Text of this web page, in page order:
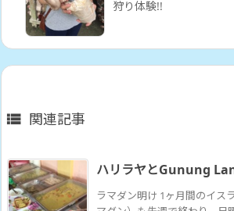
狩り体験!!
 関連記事
ハリラヤとGunung
ラマダン明け 1ヶ月間のイス